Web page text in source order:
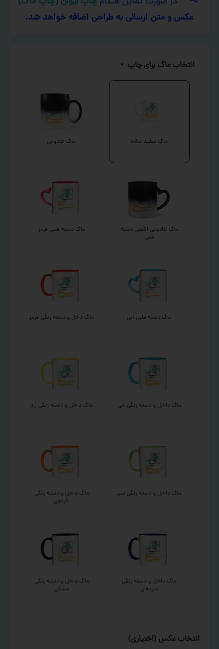
عکس و متن ارسالی به طراحی اضافه خواهد شد.
انتخاب ماگ برای چاپ *
ماگ سفید ساده ماگ جادویی
ماگ جادویی اکلیلی دسته
قلبی
ماگ دسته قلبی قرمز
ماگ دسته قلبی آبی ماگ دخل و دسته رنگی قرمز
ماگ داخل و دسته رنگی آبی ماگ داخل و دسته رنگی زرد
ماگ داخل و دسته رنگی سبز
ماگ داخل و دسته رنگی
نارنجی
ماگ داخل و دسته رنگی
سرمه‌ای
ماگ داخل و دسته رنگی
مشکی
انتخاب عکس (اختیاری)